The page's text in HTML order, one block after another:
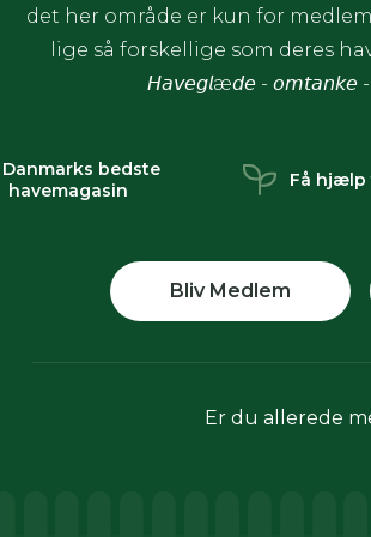
det her område er kun for
lige så forskellige som deres
𝘏𝘢𝘷𝘦𝘨𝘭æ𝘥𝘦 - 𝘰𝘮𝘵𝘢𝘯𝘬𝘦 -
Danmarks bedste
havemagasin
Få hjælp
Bliv Medlem
Er du allerede